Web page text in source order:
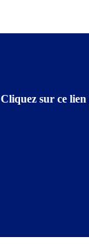
Cliquez sur ce